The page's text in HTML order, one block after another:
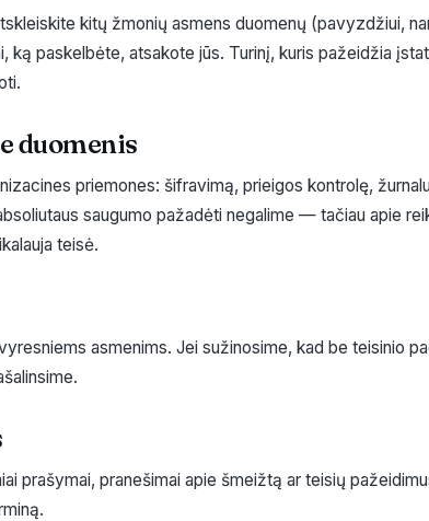
kitų žmonių asmens duomenų (pavyzdžiui,
ką paskelbėte, atsakote jūs. Turinį, kuris pažeidžia
duomenis
priemones: šifravimą, prieigos kontrolę,
saugumo pažadėti negalime — tačiau apie
teisė.
asmenims. Jei sužinosime, kad be teisinio
prašymai, pranešimai apie šmeižtą ar teisių